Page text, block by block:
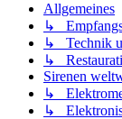
Allgemeines
↳
↳ Technik
↳
Sirenen
↳
↳